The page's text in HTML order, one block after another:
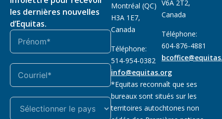
les dernières nouvelles
d’Equitas.
Montréal (QC)
H3A 1E7,
Canada
Téléphone:
514-954-0382
info@equitas.org
V6A 2T2,
Canada
Téléphone:
604-876-4881
*Equitas reconnaît que ses
bureaux sont situés sur les
territoires autochtones non